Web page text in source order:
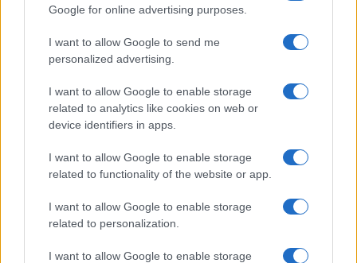
Google for online advertising purposes.
I want to allow Google to send me
personalized advertising.
I want to allow Google to enable storage
related to analytics like cookies on web or
device identifiers in apps.
I want to allow Google to enable storage
related to functionality of the website or app.
I want to allow Google to enable storage
related to personalization.
I want to allow Google to enable storage